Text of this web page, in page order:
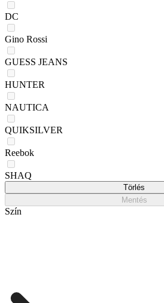
DC
Gino Rossi
GUESS JEANS
HUNTER
NAUTICA
QUIKSILVER
Reebok
SHAQ
Törlés
Mentés
Szín